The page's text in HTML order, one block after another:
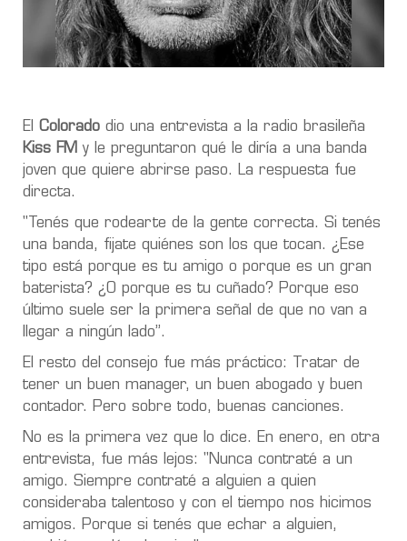
El Colorado dio una entrevista a la radio brasileña
Kiss FM y le preguntaron qué le diría a una banda
joven que quiere abrirse paso. La respuesta fue
directa.
"Tenés que rodearte de la gente correcta. Si tenés
una banda, fijate quiénes son los que tocan. ¿Ese
tipo está porque es tu amigo o porque es un gran
baterista? ¿O porque es tu cuñado? Porque eso
último suele ser la primera señal de que no van a
llegar a ningún lado”.
El resto del consejo fue más práctico: Tratar de
tener un buen manager, un buen abogado y buen
contador. Pero sobre todo, buenas canciones.
No es la primera vez que lo dice. En enero, en otra
entrevista, fue más lejos: "Nunca contraté a un
amigo. Siempre contraté a alguien a quien
consideraba talentoso y con el tiempo nos hicimos
amigos. Porque si tenés que echar a alguien,